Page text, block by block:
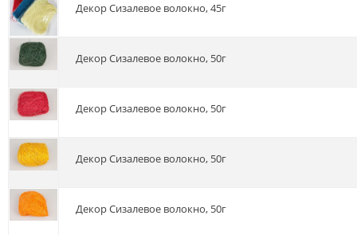
Декор Сизалевое волокно, 45г
Декор Сизалевое волокно, 50г
Декор Сизалевое волокно, 50г
Декор Сизалевое волокно, 50г
Декор Сизалевое волокно, 50г